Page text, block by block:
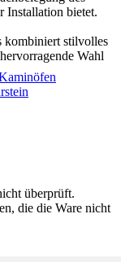
Installation bietet.
kombiniert stilvolles
Wahl
überprüft.
die die Ware nicht